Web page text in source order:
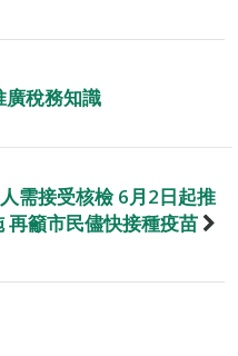
廣稅務知識
需接受核檢 6月2日起推
再籲市民儘快接種疫苗